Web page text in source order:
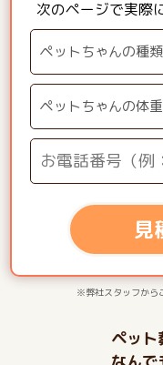
次のページで実際
見
※弊社スタッフから
ペット
なんで